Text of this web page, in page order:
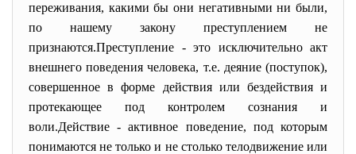
переживания, какими бы они негативными ни были,
по нашему закону преступлением не
признаются.Преступление - это исключительно акт
внешнего поведения человека, т.е. деяние (поступок),
совершенное в форме действия или бездействия и
протекающее под контролем сознания и
воли.Действие - активное поведение, под которым
понимаются не только и не столько телодвижение или